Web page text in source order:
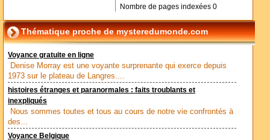
Nombre de pages indexées 0
Thématique proche de mysteredumonde.com
Voyance gratuite en ligne
Denise Morray est une voyante surprenante qui exerce depuis
1973 sur le plateau de Langres....
histoires étranges et paranormales : faits troublants et
inexpliqués
Nous sommes toutes et tous au cours de notre vie confrontés à
des...
Voyance Belgique